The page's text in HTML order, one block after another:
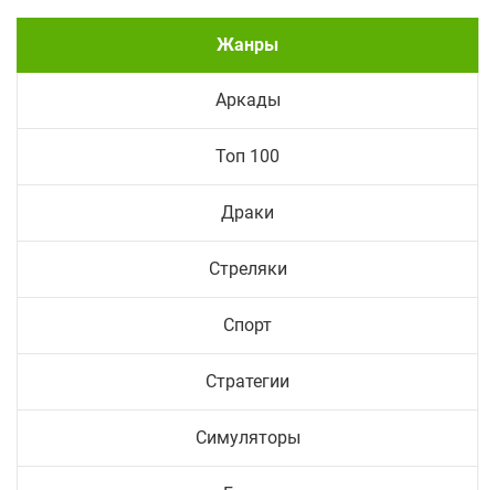
Жанры
Аркады
Топ 100
Драки
Стреляки
Спорт
Стратегии
Симуляторы